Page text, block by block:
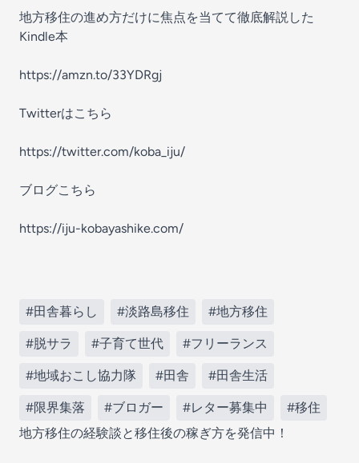
地方移住の進め方だけに焦点を当てて徹底解説した
Kindle本
https://amzn.to/33YDRgj
Twitterはこちら
https://twitter.com/koba_iju/
ブログこちら
https://iju-kobayashike.com/
#田舎暮らし #淡路島移住 #地方移住
#脱サラ #子育て世代 #フリーランス
#地域おこし協力隊 #田舎 #田舎生活
#限界集落 #ブロガー #レター募集中
#移住
地方移住の経験談と移住後の稼ぎ方を発信中！